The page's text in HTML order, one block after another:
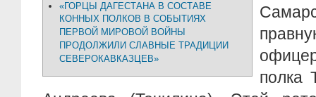
«ГОРЦЫ ДАГЕСТАНА В СОСТАВЕ
КОННЫХ ПОЛКОВ В СОБЫТИЯХ
ПЕРВОЙ МИРОВОЙ ВОЙНЫ
ПРОДОЛЖИЛИ СЛАВНЫЕ ТРАДИЦИИ
СЕВЕРОКАВКАЗЦЕВ»
полка